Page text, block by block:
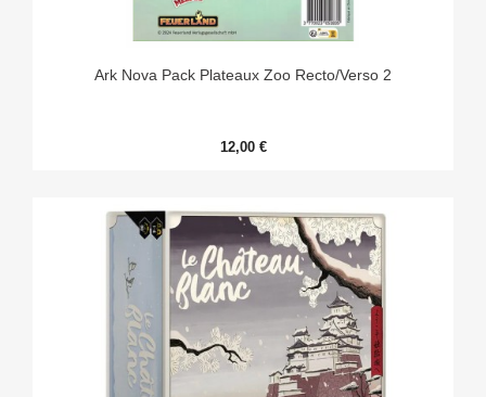
Ark Nova Pack Plateaux Zoo Recto/verso 2
12,00 €